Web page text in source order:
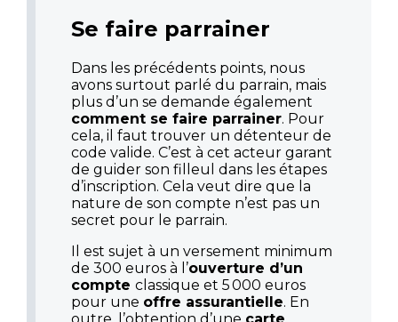
Se faire parrainer
Dans les précédents points, nous
avons surtout parlé du parrain, mais
plus d’un se demande également
comment se faire parrainer. Pour
cela, il faut trouver un détenteur de
code valide. C’est à cet acteur garant
de guider son filleul dans les étapes
d’inscription. Cela veut dire que la
nature de son compte n’est pas un
secret pour le parrain.
Il est sujet à un versement minimum
de 300 euros à l’ouverture d’un
compte classique et 5 000 euros
pour une offre assurantielle. En